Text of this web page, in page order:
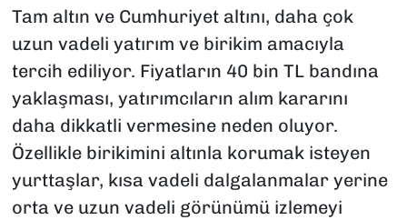
Tam altın ve Cumhuriyet altını, daha çok
uzun vadeli yatırım ve birikim amacıyla
tercih ediliyor. Fiyatların 40 bin TL bandına
yaklaşması, yatırımcıların alım kararını
daha dikkatli vermesine neden oluyor.
Özellikle birikimini altınla korumak isteyen
yurttaşlar, kısa vadeli dalgalanmalar yerine
orta ve uzun vadeli görünümü izlemeyi